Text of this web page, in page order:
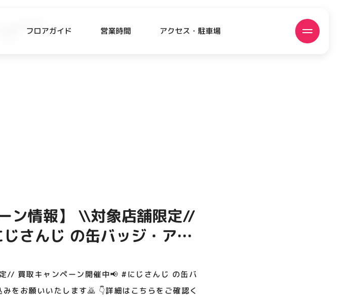
フロアガイド 営業時間 アクセス・駐車場
EVENT
呪術廻戦PLAZA
EVENT
店頭キッチンカースペース 出店
カレンダー
EVENT
お祭りBBQビアガーデン 屋上
で好評営業中！
CAMPAIGN
ヨドバシカメラ 平日限定1時
間駐車サービス
CAMPAIGN
プレミアム駐車サービス [4～
8F専門店対象]
ン情報】 \\対象店舗限定//
さんじ の缶バッジ・アク
認ください👇
// 買取キャンペーン開催中📢 #にじさんじ の缶バ
をお願いいたします🙇 👇詳細はこちらをご確認く